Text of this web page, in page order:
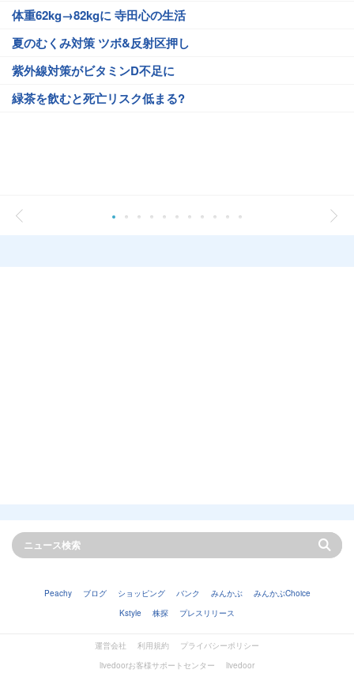
体重62kg→82kgに 寺田心の生活
夏のむくみ対策 ツボ&反射区押し
紫外線対策がビタミンD不足に
緑茶を飲むと死亡リスク低まる?
Peachy ブログ ショッピング バンク みんかぶ
みんかぶChoice
Kstyle
株探 プレスリリース
運営会社 利用規約
プライバシーポリシー
livedoorお客様サポートセンター
livedoor